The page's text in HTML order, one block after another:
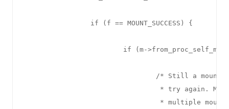
                if (f == MOUNT_SUCCESS) {
if (m-
/* Still a mount
* try again.
* multiple mount